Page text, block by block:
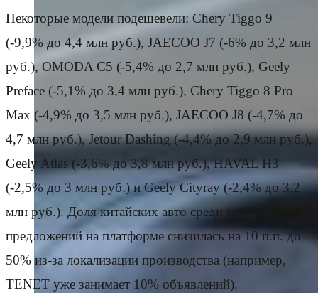
Некоторые модели подешевели: Chery Tiggo 9
(-9,9% до 4,4 млн руб.), JAECOO J7 (-6% до 3,2 млн
руб.), OMODA C5 (-5,4% до 2,7 млн руб.), Geely
Preface (-5,1% до 3,4 млн руб.), Chery Tiggo 8 Pro
Max (-4,9% до 3,5 млн руб.), JAECOO J8 (-4,7% до
4,7 млн руб.), Jetour Dashing (-4,4% до 2,9 млн руб.),
Geely Atlas (-3,6% до 3,8 млн руб.), HAVAL H3
(-2,5% до 3 млн руб.) и Geely Cityray (-2,4% до 3,2
млн руб.). Доля китайских авто среди всех
предложений на платформе снизилась на 10 п.п. до
50% из-за локализации производства (например,
TENET уже занимает 10% объявлений).